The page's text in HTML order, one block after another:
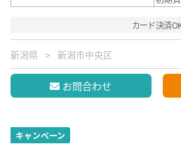
カード決済
新潟県 新潟市中央区
お問合わせ
キャンペーン